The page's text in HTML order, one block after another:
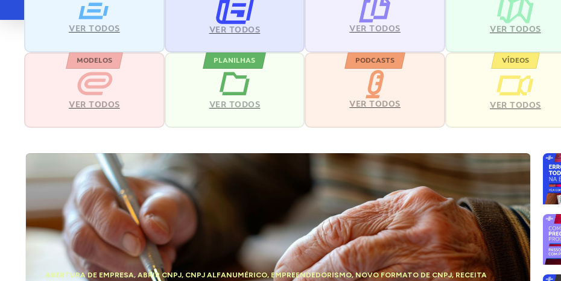
VER TODOS VER TODOS VER TODOS VER TODOS
MODELOS
VER TODOS
PLANILHAS
VER TODOS
PODCASTS
VER TODOS
VÍDEOS
VER TODOS
ABERTURA DE EMPRESA,ABRIR CNPJ, CNPJ ALFANUMÉRICO, EMPREENDEDORISMO,NOVO FORMATO DE CNPJ,RECEITA